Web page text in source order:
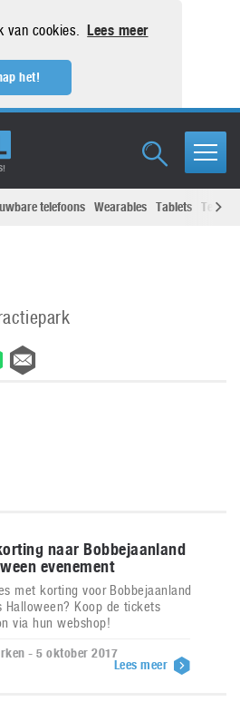
van cookies. Lees meer
het!
telefoons Wearables Tablets
naar Bobbejaanland
evenement
met korting voor Bobbejaanland
Halloween? Koop de tickets
via hun webshop!
- 5 oktober 2017
Lees meer